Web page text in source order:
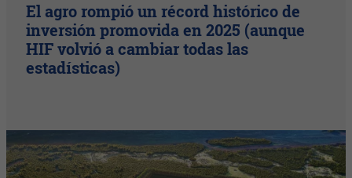
El agro rompió un récord histórico de
inversión promovida en 2025 (aunque
HIF volvió a cambiar todas las
estadísticas)